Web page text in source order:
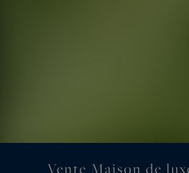
Vente Maison de